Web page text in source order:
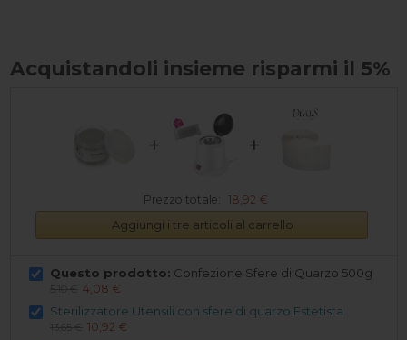
Acquistandoli insieme risparmi il 5%
+ +
Prezzo totale: 18,92 €
Aggiungi i tre articoli al carrello
Questo prodotto: Confezione Sfere di Quarzo 500g
4,08 €
Sterilizzatore Utensili con sfere di quarzo Estetista
10,92 €